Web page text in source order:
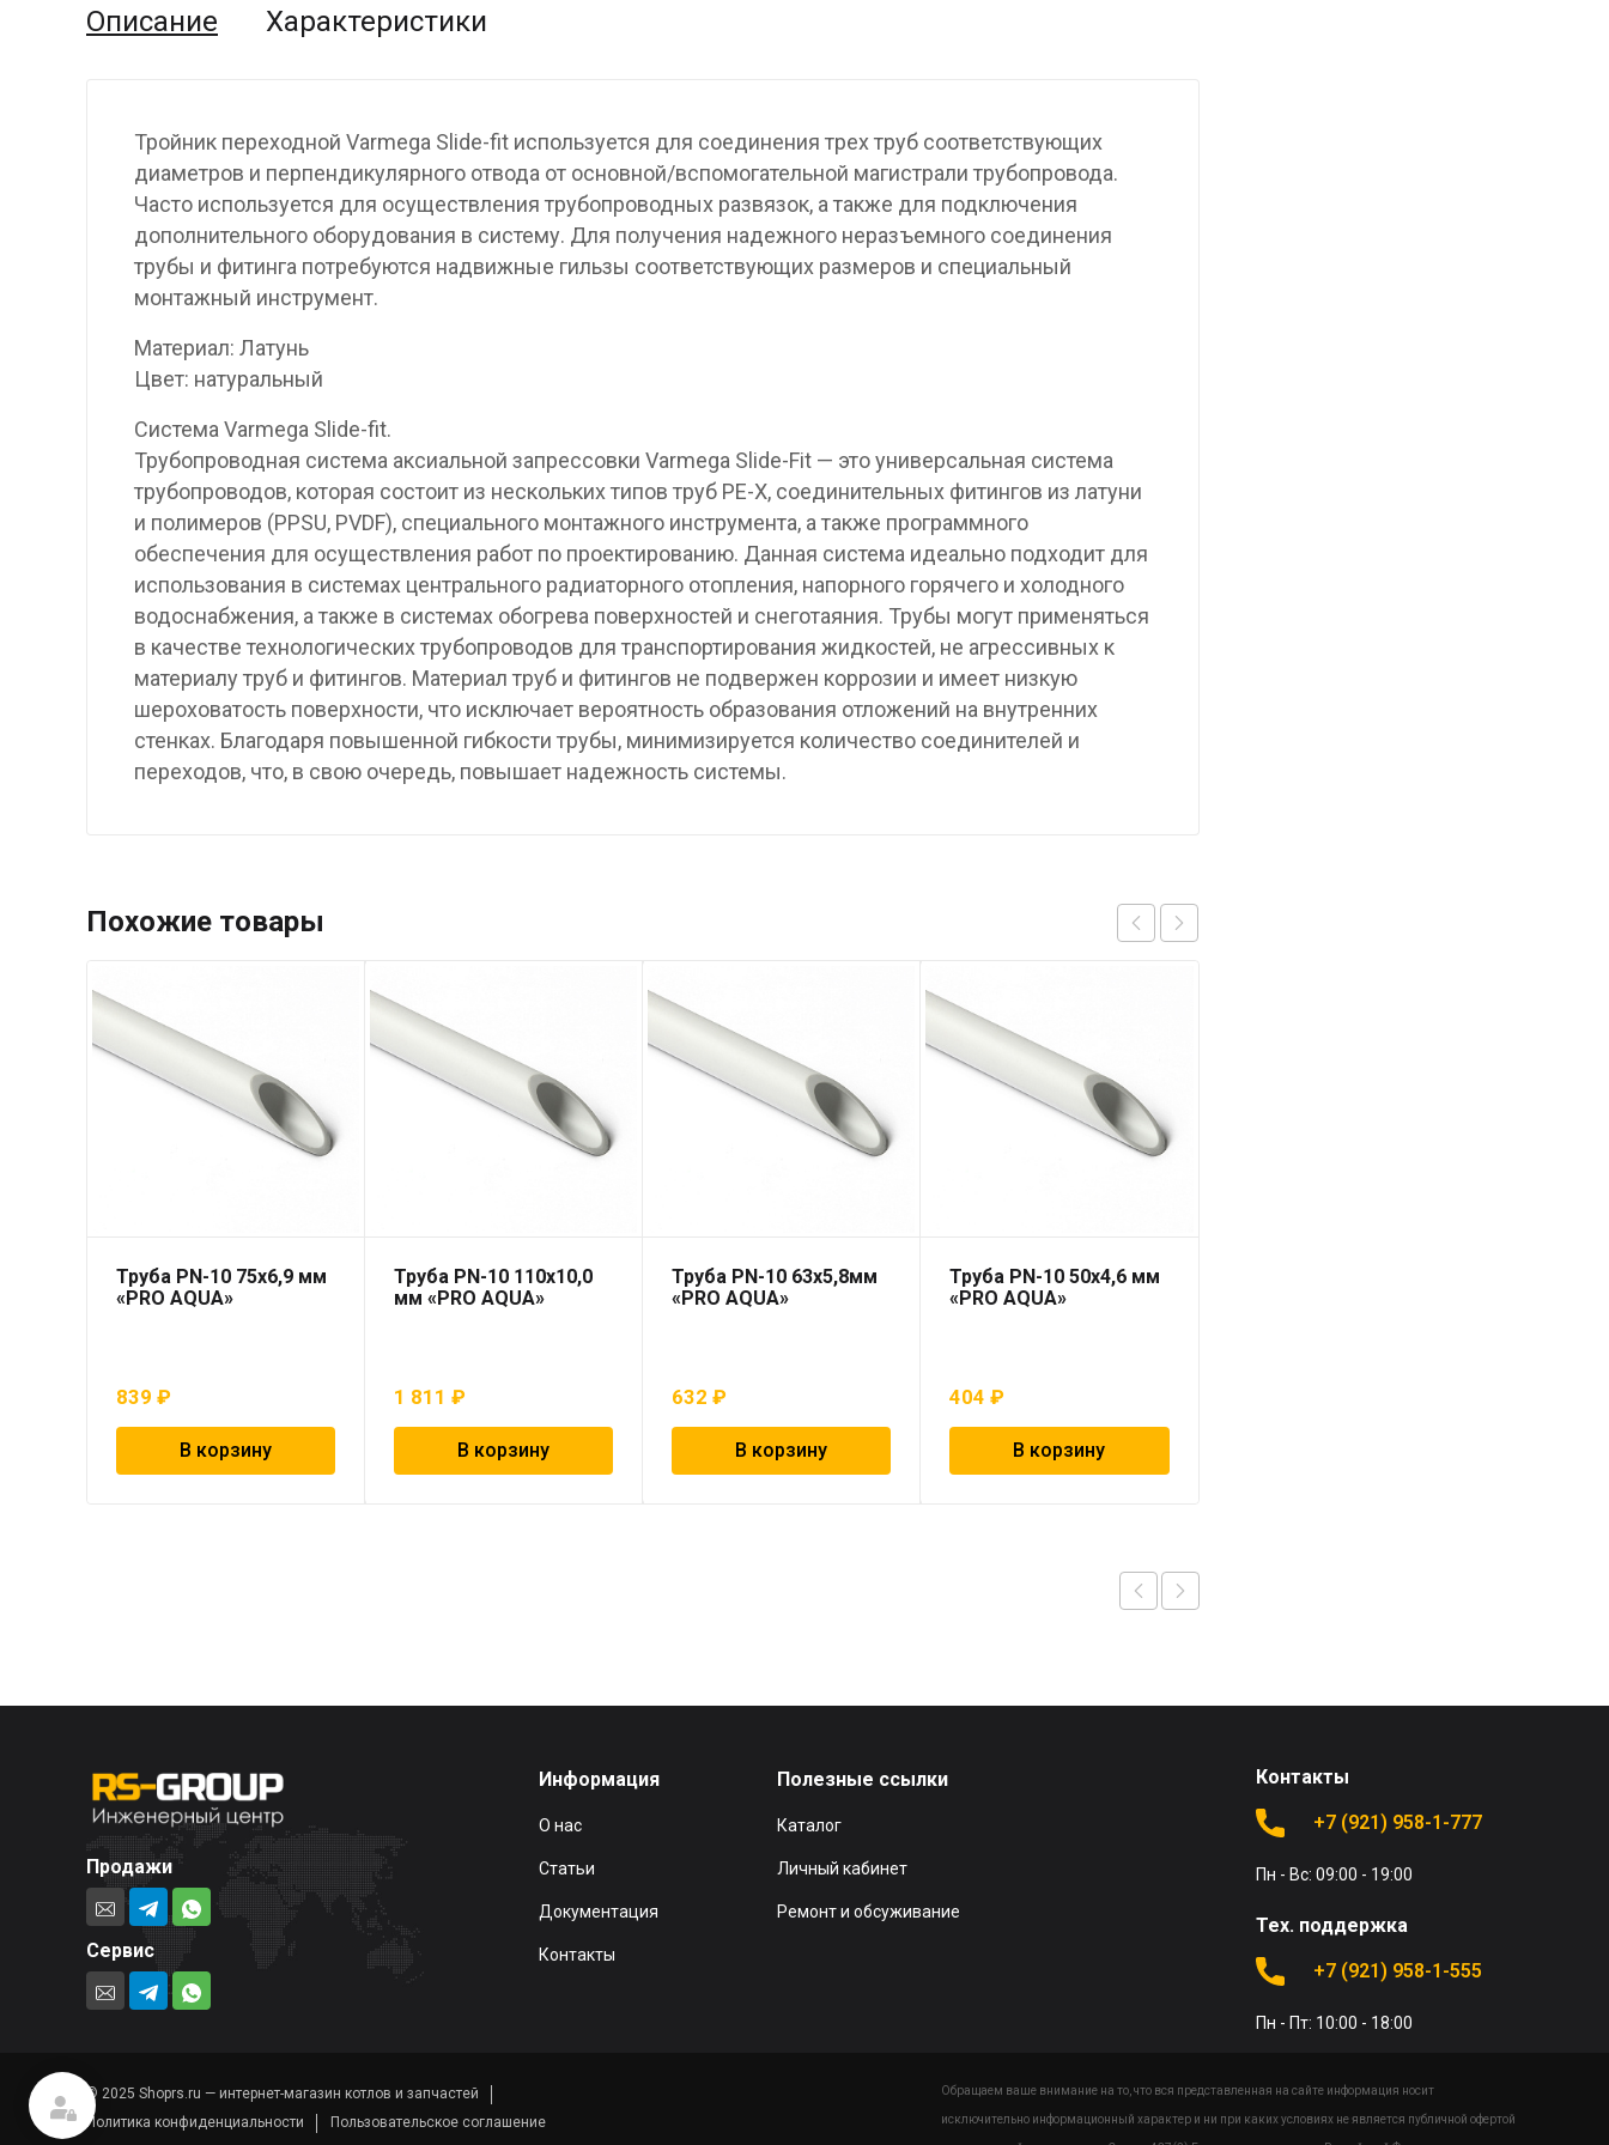
Описание Характеристики
Тройник переходной Varmega Slide-fit используется для соединения трех труб соответствующих
диаметров и перпендикулярного отвода от основной/вспомогательной магистрали трубопровода.
Часто используется для осуществления трубопроводных развязок, а также для подключения
дополнительного оборудования в систему. Для получения надежного неразъемного соединения
трубы и фитинга потребуются надвижные гильзы соответствующих размеров и специальный
монтажный инструмент.
Материал: Латунь
Цвет: натуральный
Система Varmega Slide-fit.
Трубопроводная система аксиальной запрессовки Varmega Slide-Fit — это универсальная система
трубопроводов, которая состоит из нескольких типов труб PE-X, соединительных фитингов из латуни
и полимеров (PPSU, PVDF), специального монтажного инструмента, а также программного
обеспечения для осуществления работ по проектированию. Данная система идеально подходит для
использования в системах центрального радиаторного отопления, напорного горячего и холодного
водоснабжения, а также в системах обогрева поверхностей и снеготаяния. Трубы могут применяться
в качестве технологических трубопроводов для транспортирования жидкостей, не агрессивных к
материалу труб и фитингов. Материал труб и фитингов не подвержен коррозии и имеет низкую
шероховатость поверхности, что исключает вероятность образования отложений на внутренних
стенках. Благодаря повышенной гибкости трубы, минимизируется количество соединителей и
переходов, что, в свою очередь, повышает надежность системы.
Похожие товары
Труба PN-10 75х6,9 мм
«PRO AQUA»
839 ₽
В корзину
Труба PN-10 110х10,0
мм «PRO AQUA»
1 811₽
В корзину
Труба PN-10 63х5,8мм
«PRO AQUA»
632₽
В корзину
Труба PN-10 50х4,6 мм
«PRO AQUA»
404₽
В корзину
Продажи
Сервис
Информация
О нас
Статьи
Документация
Контакты
Полезные ссылки
Каталог
Личный кабинет
Ремонт и обсуживание
Контакты
+7 (921) 958-1-777
Пн - Вс: 09:00 - 19:00
Тех. поддержка
+7 (921) 958-1-555
Пн - Пт: 10:00 - 18:00
© 2025 Shoprs.ru — интернет-магазин котлов и запчастей
Политика конфиденциальности
Пользовательское соглашение
Обращаем ваше внимание на то, что вся представленная на сайте информация носит
исключительно информационный характер и ни при каких условиях не является публичной офертой